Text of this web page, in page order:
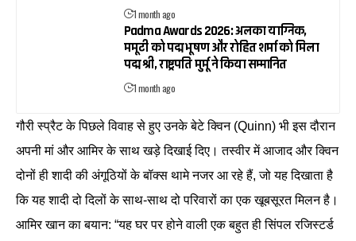
1 month ago
Padma Awards 2026: अलका याग्निक,
ममूटी को पद्म भूषण और रोहित शर्मा को मिला
पद्म श्री, राष्ट्रपति मुर्मू ने किया सम्मानित
1 month ago
गौरी स्प्रैट के पिछले विवाह से हुए उनके बेटे क्विन (Quinn) भी इस दौरान
अपनी मां और आमिर के साथ खड़े दिखाई दिए। तस्वीर में आजाद और क्विन
दोनों ही शादी की अंगूठियों के बॉक्स थामे नजर आ रहे हैं, जो यह दिखाता है
कि यह शादी दो दिलों के साथ-साथ दो परिवारों का एक खूबसूरत मिलन है।
आमिर खान का बयान: “यह घर पर होने वाली एक बहुत ही सिंपल रजिस्टर्ड